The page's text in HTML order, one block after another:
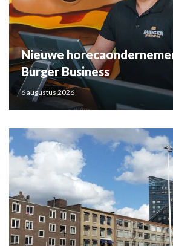
Nieuwe
Burger Business
6 augustus 2026